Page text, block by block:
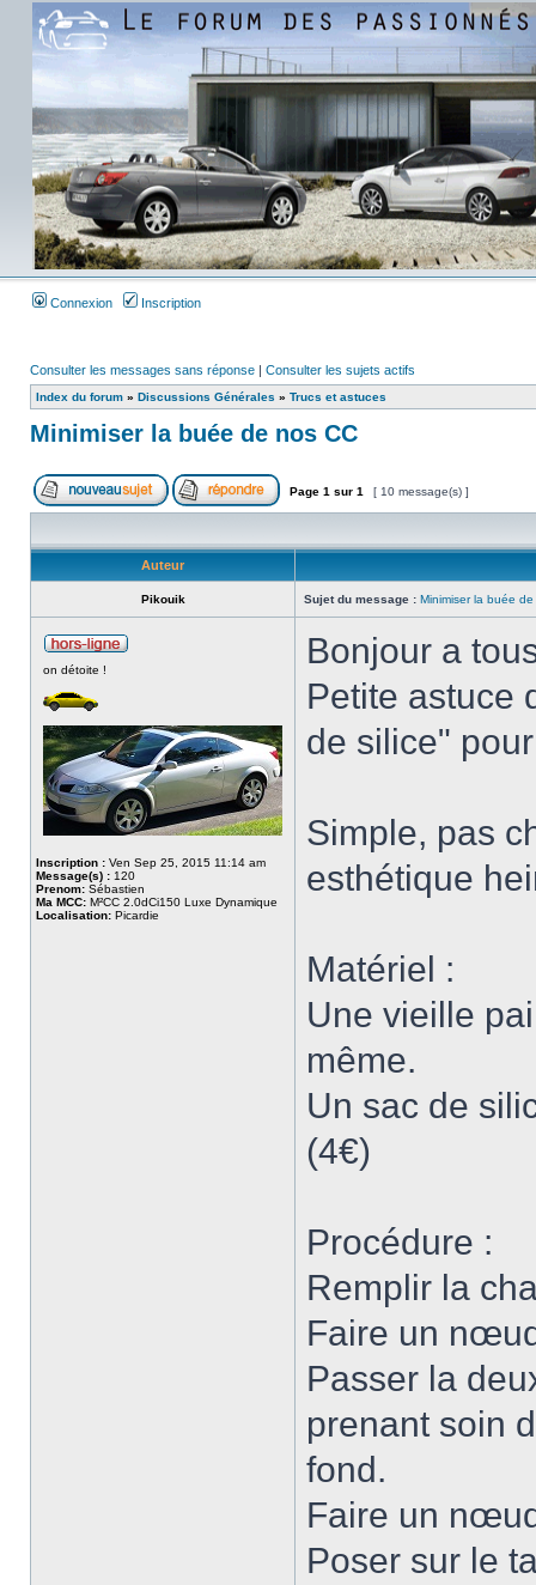
Connexion Inscription
Consulter les messages sans réponse | Consulter les sujets actifs
Index du forum » Discussions Générales » Trucs et astuces
Minimiser la buée de nos CC
Page 1 sur 1 [ 10 message(s) ]
Auteur
Pikouik Sujet du message : Minimiser la buée de
on détoite !
Inscription : Ven Sep 25, 2015 11:14 am
Message(s) : 120
Prenom: Sébastien
Ma MCC: M²CC 2.0dCi150 Luxe Dynamique
Localisation: Picardie
Bonjour a
Petite astuce
de silice"
Simple, pas
esthétique
Matériel :
Une vieille
même.
Un sac de
(4€)
Procédure :
Remplir la
Faire un
Passer la
prenant soin
fond.
Faire un
Poser sur le